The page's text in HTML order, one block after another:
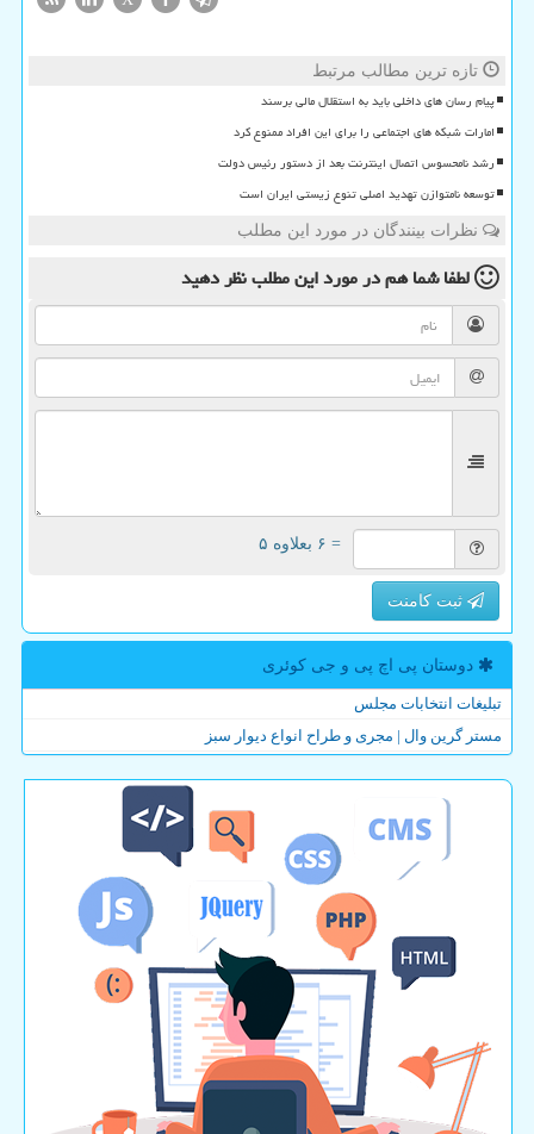
تازه ترین مطالب مرتبط
پیام رسان های داخلی باید به استقلال مالی برسند
امارات شبکه های اجتماعی را برای این افراد ممنوع کرد
رشد نامحسوس اتصال اینترنت بعد از دستور رئیس دولت
توسعه نامتوازن تهدید اصلی تنوع زیستی ایران است
نظرات بینندگان در مورد این مطلب
لطفا شما همدر مورد این مطلبنظر دهید
= ۶ بعلاوه ۵
ثبت کامنت
دوستان پی اچ پی و جی كوئری
تبلیغات انتخابات مجلس
مستر گرین وال | مجری و طراح انواع دیوار سبز